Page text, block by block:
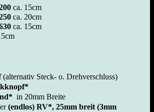
ca. 15cm
ca. 20cm
ca. 15cm
(alternativ Steck- o. Drehverschluss)
in 20mm Breite
(endlos) RV*, 25mm breit (3mm